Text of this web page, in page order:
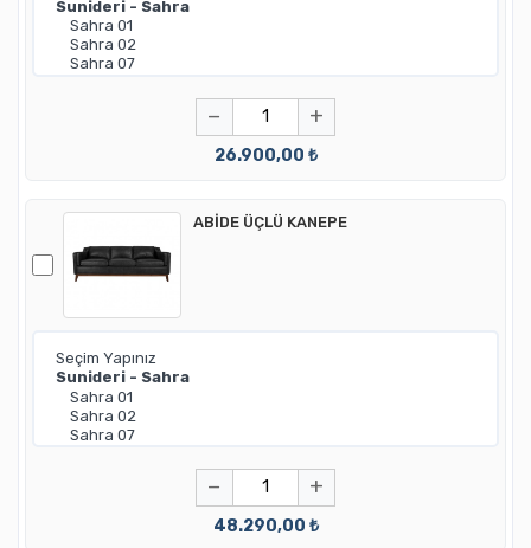
− +
26.900,00 ₺
ABİDE ÜÇLÜ KANEPE
− +
48.290,00 ₺